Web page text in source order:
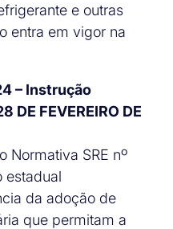
e outras
entra em vigor na
– Instrução
DE FEVEREIRO DE
Normativa SRE nº
estadual
da adoção de
que permitam a